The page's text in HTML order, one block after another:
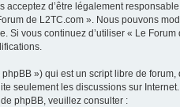
acceptez d’être légalement
de L2TC.com ». Nous pouvons
Si vous continuez d’utiliser « Le Forum
») qui est un script libre de forum,
seulement les discussions sur
phpBB, veuillez consulter :